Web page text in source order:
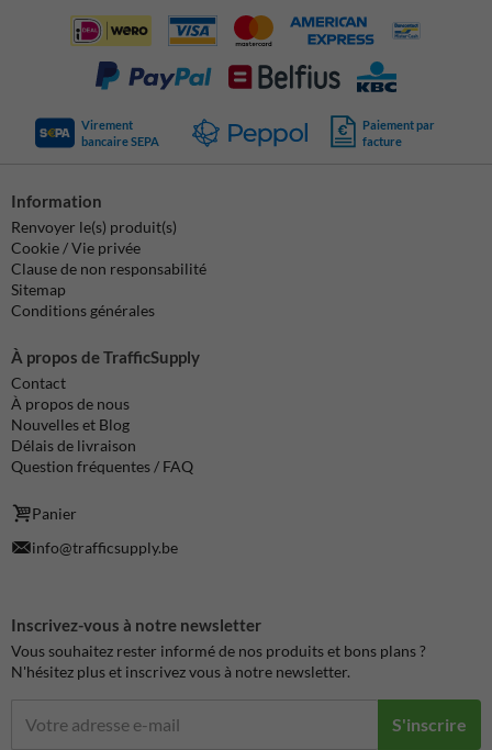
Virement
bancaire SEPA
Paiement par
facture
Information
Renvoyer le(s) produit(s)
Cookie / Vie privée
Clause de non responsabilité
Sitemap
Conditions générales
À propos de TrafficSupply
Contact
À propos de nous
Nouvelles et Blog
Délais de livraison
Question fréquentes / FAQ
Panier
info@trafficsupply.be
Inscrivez-vous à notre newsletter
Vous souhaitez rester informé de nos produits et bons plans ?
N'hésitez plus et inscrivez vous à notre newsletter.
S'inscrire